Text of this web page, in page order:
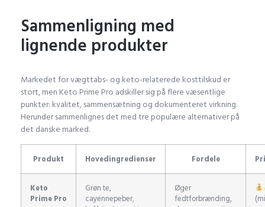
Sammenligning med
lignende produkter
Markedet for vægttabs- og keto-relaterede kosttilskud er
stort, men Keto Prime Pro adskiller sig på flere væsentlige
punkter: kvalitet, sammensætning og dokumenteret virkning.
Herunder sammenlignes det med tre populære alternativer på
det danske marked.
Produkt Hovedingredienser Fordele
Keto
Prime Pro
Grøn te,
cayennepeber,
Øger
fedtforbrænding,